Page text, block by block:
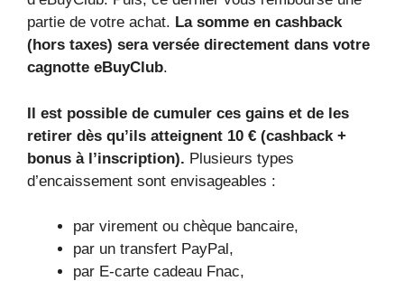
partie de votre achat. La somme en cashback
(hors taxes) sera versée directement dans votre
cagnotte eBuyClub.
Il est possible de cumuler ces gains et de les
retirer dès qu’ils atteignent 10 € (cashback +
bonus à l’inscription). Plusieurs types
d’encaissement sont envisageables :
par virement ou chèque bancaire,
par un transfert PayPal,
par E-carte cadeau Fnac,